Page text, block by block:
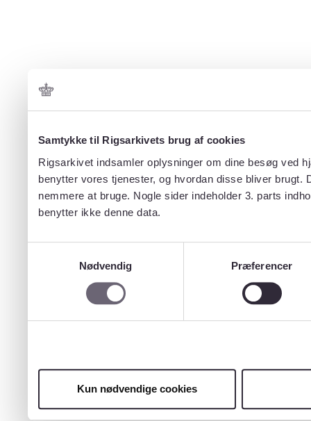
Samtykke til Rigsarkivets brug af cookies
Rigsarkivet indsamler oplysninger om dine besøg ved
benytter vores tjenester, og hvordan disse bliver
nemmere at bruge. Nogle sider indeholder 3. parts
benytter ikke denne data.
Nødvendig
Præferencer
Kun nødvendige cookies